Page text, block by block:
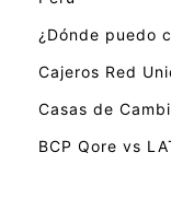
¿Dónde puedo
Cajeros Red
Casas de
BCP Qore vs